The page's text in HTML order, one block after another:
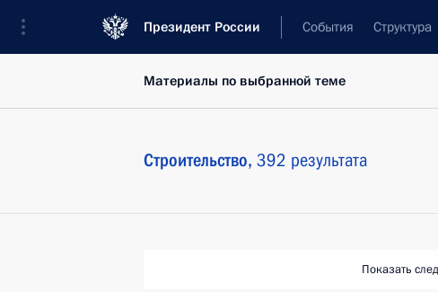
Президент России События Структура
Материалы по выбранной теме
Строительство, 392 результата
Показать